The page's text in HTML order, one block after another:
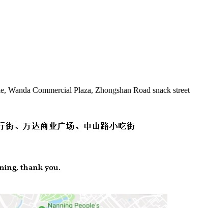
Wanda Commercial Plaza, Zhongshan Road snack street